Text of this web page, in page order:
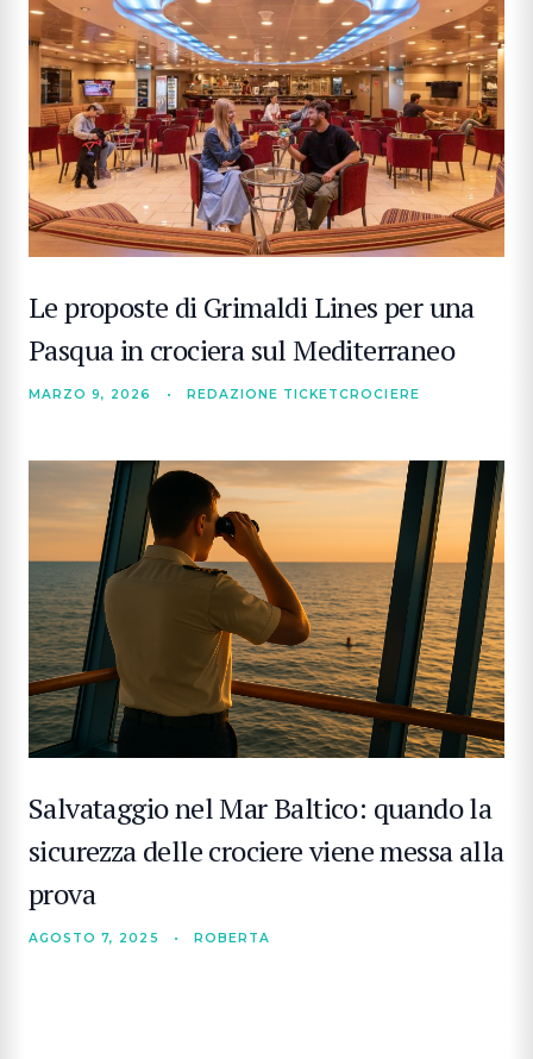
Le proposte di Grimaldi Lines per una
Pasqua in crociera sul Mediterraneo
MARZO 9, 2026 • REDAZIONE TICKETCROCIERE
Salvataggio nel Mar Baltico: quando la
sicurezza delle crociere viene messa alla
prova
AGOSTO 7, 2025 • ROBERTA